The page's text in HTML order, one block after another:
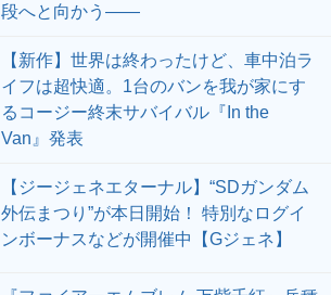
段へと向かう――
【新作】世界は終わったけど、車中泊ラ
イフは超快適。1台のバンを我が家にす
るコージー終末サバイバル『In the
Van』発表
【ジージェネエターナル】“SDガンダム
外伝まつり”が本日開始！ 特別なログイ
ンボーナスなどが開催中【Gジェネ】